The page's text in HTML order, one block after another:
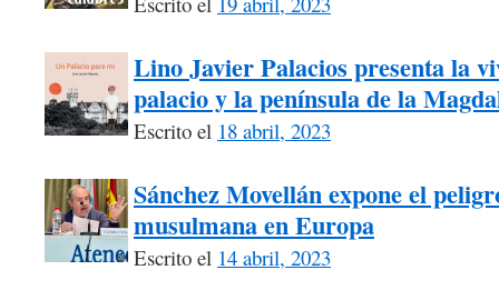
Lino Javier Palacios presenta la
palacio y la península de la
Escrito el 18 abril, 2023
Sánchez Movellán expone el
musulmana en Europa
Escrito el 14 abril, 2023